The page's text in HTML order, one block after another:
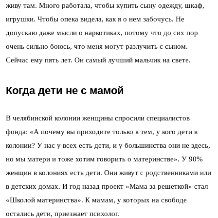
живу там. Много работала, чтобы купить сыну одежду, шкаф,
игрушки. Чтобы опека видела, как я о нем забочусь. Не
допускаю даже мысли о наркотиках, потому что до сих пор
очень сильно боюсь, что меня могут разлучить с сыном.
Сейчас ему пять лет. Он самый лучший мальчик на свете.
Когда дети не с мамой
В челябинской колонии женщины спросили специалистов
фонда: «А почему вы приходите только к тем, у кого дети в
колонии? У нас у всех есть дети, и у большинства они не здесь,
но мы матери и тоже хотим говорить о материнстве». У 90%
женщин в колониях есть дети. Они живут с родственниками или
в детских домах. И год назад проект «Мама за решеткой» стал
«Школой материнства». К мамам, у которых на свободе
остались дети, приезжает психолог.